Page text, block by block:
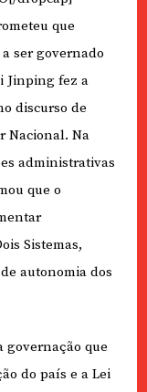
que
ser governado
Jinping fez a
discurso de
Nacional. Na
administrativas
que o
Sistemas,
autonomia dos
que
do país e a Lei